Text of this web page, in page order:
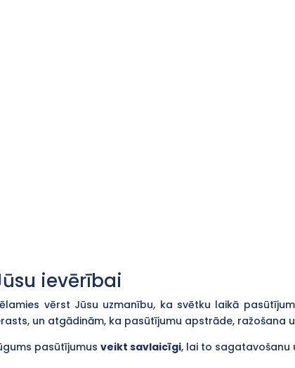
ievērībai
vērst Jūsu uzmanību, ka svētku laikā
un atgādinām, ka pasūtījumu apstrāde, ražošana
pasūtījumusveikt savlaicīgi, lai to sagatavošanu